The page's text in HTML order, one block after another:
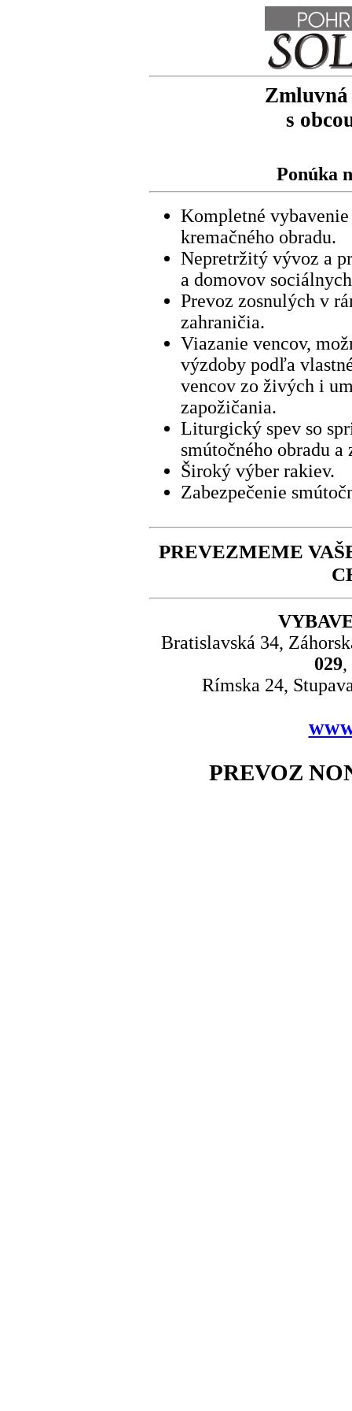
Zmluvná
s
Ponúka
Kompletné
kremačného obradu.
Nepretržitý vývoz a
a domovov
Prevoz zosnulých v
zahraničia.
Viazanie vencov,
výzdoby podľa
vencov zo živých i
zapožičania.
Liturgický spev so
smútočného obradu a
Široký výber rakiev.
Zabezpečenie
PREVEZMEME
Bratislavská 34,
029,
Rímska 24,
PREVOZ